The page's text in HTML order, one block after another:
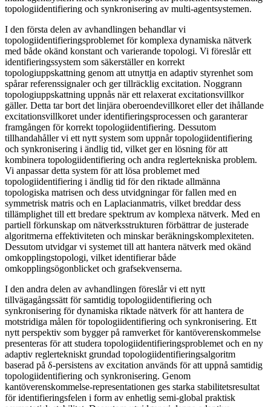
topologiidentifiering och synkronisering av multi-agentsystemen.
I den första delen av avhandlingen behandlar vi
topologiidentifieringsproblemet för komplexa dynamiska nätverk
med både okänd konstant och varierande topologi. Vi föreslår ett
identifieringssystem som säkerställer en korrekt
topologiuppskattning genom att utnyttja en adaptiv styrenhet som
spårar referenssignaler och ger tillräcklig excitation. Noggrann
topologiuppskattning uppnås när ett relaxerat excitationsvillkor
gäller. Detta tar bort det linjära oberoendevillkoret eller det ihållande
excitationsvillkoret under identifieringsprocessen och garanterar
framgången för korrekt topologiidentifiering. Dessutom
tillhandahåller vi ett nytt system som uppnår topologiidentifiering
och synkronisering i ändlig tid, vilket ger en lösning för att
kombinera topologiidentifiering och andra reglertekniska problem.
Vi anpassar detta system för att lösa problemet med
topologiidentifiering i ändlig tid för den riktade allmänna
topologiska matrisen och dess utvidgningar för fallen med en
symmetrisk matris och en Laplacianmatris, vilket breddar dess
tillämplighet till ett bredare spektrum av komplexa nätverk. Med en
partiell förkunskap om nätverksstrukturen förbättrar de justerade
algoritmerna effektiviteten och minskar beräkningskomplexiteten.
Dessutom utvidgar vi systemet till att hantera nätverk med okänd
omkopplingstopologi, vilket identifierar både
omkopplingsögonblicket och grafsekvenserna.
I den andra delen av avhandlingen föreslår vi ett nytt
tillvägagångssätt för samtidig topologiidentifiering och
synkronisering för dynamiska riktade nätverk för att hantera de
motstridiga målen för topologiidentifiering och synkronisering. Ett
nytt perspektiv som bygger på ramverket för kantöverenskommelse
presenteras för att studera topologiidentifieringsproblemet och en ny
adaptiv reglertekniskt grundad topologiidentifieringsalgoritm
baserad på δ-persistens av excitation används för att uppnå samtidig
topologiidentifiering och synkronisering. Genom
kantöverenskommelse-representationen ges starka stabilitetsresultat
för identifieringsfelen i form av enhetlig semi-global praktisk